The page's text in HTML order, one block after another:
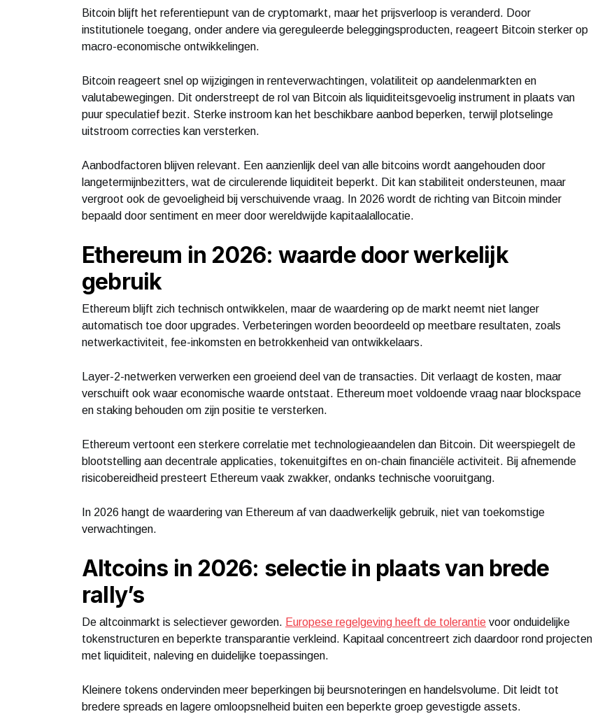
Bitcoin blijft het referentiepunt van de cryptomarkt, maar het prijsverloop is veranderd. Door
institutionele toegang, onder andere via gereguleerde beleggingsproducten, reageert Bitcoin sterker op
macro-economische ontwikkelingen.
Bitcoin reageert snel op wijzigingen in renteverwachtingen, volatiliteit op aandelenmarkten en
valutabewegingen. Dit onderstreept de rol van Bitcoin als liquiditeitsgevoelig instrument in plaats van
puur speculatief bezit. Sterke instroom kan het beschikbare aanbod beperken, terwijl plotselinge
uitstroom correcties kan versterken.
Aanbodfactoren blijven relevant. Een aanzienlijk deel van alle bitcoins wordt aangehouden door
langetermijnbezitters, wat de circulerende liquiditeit beperkt. Dit kan stabiliteit ondersteunen, maar
vergroot ook de gevoeligheid bij verschuivende vraag. In 2026 wordt de richting van Bitcoin minder
bepaald door sentiment en meer door wereldwijde kapitaalallocatie.
Ethereum in 2026: waarde door werkelijk
gebruik
Ethereum blijft zich technisch ontwikkelen, maar de waardering op de markt neemt niet langer
automatisch toe door upgrades. Verbeteringen worden beoordeeld op meetbare resultaten, zoals
netwerkactiviteit, fee-inkomsten en betrokkenheid van ontwikkelaars.
Layer-2-netwerken verwerken een groeiend deel van de transacties. Dit verlaagt de kosten, maar
verschuift ook waar economische waarde ontstaat. Ethereum moet voldoende vraag naar blockspace
en staking behouden om zijn positie te versterken.
Ethereum vertoont een sterkere correlatie met technologieaandelen dan Bitcoin. Dit weerspiegelt de
blootstelling aan decentrale applicaties, tokenuitgiftes en on-chain financiële activiteit. Bij afnemende
risicobereidheid presteert Ethereum vaak zwakker, ondanks technische vooruitgang.
In 2026 hangt de waardering van Ethereum af van daadwerkelijk gebruik, niet van toekomstige
verwachtingen.
Altcoins in 2026: selectie in plaats van brede
rally’s
De altcoinmarkt is selectiever geworden. Europese regelgeving heeft de tolerantie voor onduidelijke
tokenstructuren en beperkte transparantie verkleind. Kapitaal concentreert zich daardoor rond projecten
met liquiditeit, naleving en duidelijke toepassingen.
Kleinere tokens ondervinden meer beperkingen bij beursnoteringen en handelsvolume. Dit leidt tot
bredere spreads en lagere omloopsnelheid buiten een beperkte groep gevestigde assets.